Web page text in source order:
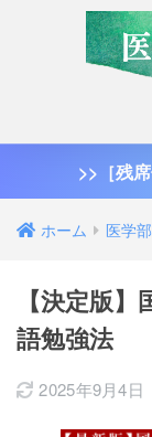
>>［残
ホーム 医学
【決定版
語勉強法
2025年9月4日